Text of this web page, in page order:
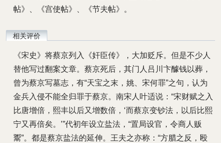
帖》、《宫使帖》、《节夫帖》。
相关评价
《宋史》将蔡京列入《奸臣传》，大加贬斥。但是不少人
替他写过翻案文章。蔡京死后，其门人吕川卞醵钱以葬，
曾为蔡京写墓志，有“天宝之末，姚、宋何罪”之句，认为
金兵入侵不能全归罪于蔡京。南宋人叶适说：“宋财赋之入
比唐增倍，熙丰以后又增数倍，‘而蔡京变钞法，以后比熙
宁又再倍矣。’”代初年设立盐法，“置局设官，令商人贩
鬻”。都是蔡京盐法的延伸。王夫之亦称：“方腊之反，殴